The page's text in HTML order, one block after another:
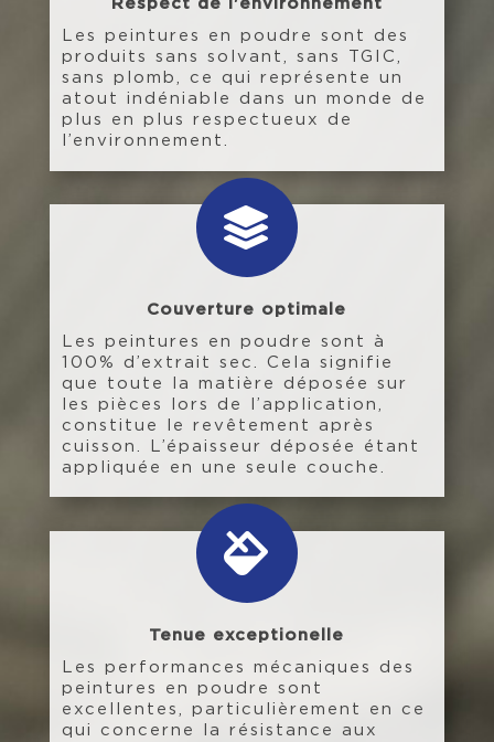
Respect de l'environnement
Les peintures en poudre sont des
produits sans solvant, sans TGIC,
sans plomb, ce qui représente un
atout indéniable dans un monde de
plus en plus respectueux de
l’environnement.

Couverture optimale
Les peintures en poudre sont à
100% d’extrait sec. Cela signifie
que toute la matière déposée sur
les pièces lors de l’application,
constitue le revêtement après
cuisson. L’épaisseur déposée étant
appliquée en une seule couche.

Tenue exceptionelle
Les performances mécaniques des
peintures en poudre sont
excellentes, particulièrement en ce
qui concerne la résistance aux